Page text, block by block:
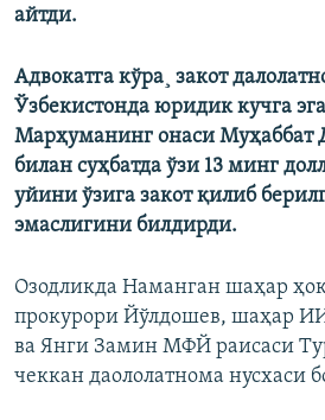
айтди.
Адвокатга кўра¸ закот
Ўзбекистонда юридик кучга
Марҳуманинг онаси Муҳаббат
билан суҳбатда ўзи 13 минг
уйини ўзига закот қилиб
эмаслигини билдирди.
Озодликда Наманган шаҳар
прокурори Йўлдошев, шаҳар
ва Янги Замин МФЙ раисаси
чеккан даололатнома нусхаси